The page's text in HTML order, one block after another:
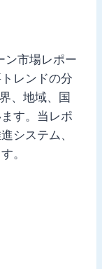
ン市場レポー
レンドの分
、地域、国
す。当レポ
システム、
。